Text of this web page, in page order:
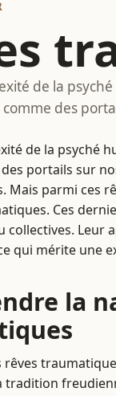
de la
des
de la psyché
portails sur
Mais parmi ces
Ces
collectives.
qui mérite une
la
rêves
tradition